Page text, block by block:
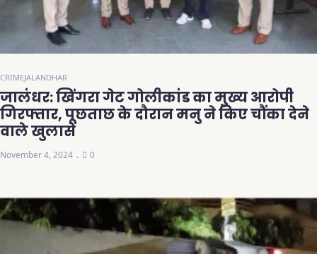
CRIMEJALANDHAR
जालंधर: खिंगरा गेट गोलीकांड का मुख्य आरोपी
गिरफ्तार, पूछताछ के दौरान मनु ने किए चौंका देने
वाले खुलासे
November 4, 2024 0